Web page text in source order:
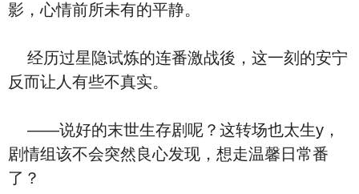
影，心情前所未有的平静。
经历过星隐试炼的连番激战後，这一刻的安宁
反而让人有些不真实。
——说好的末世生存剧呢？这转场也太生y，
剧情组该不会突然良心发现，想走温馨日常番
了？